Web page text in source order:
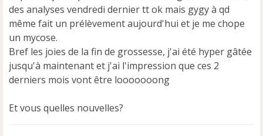
des analyses vendredi dernier tt ok mais gygy à qd
même fait un prélèvement aujourd'hui et je me chope
un mycose.
Bref les joies de la fin de grossesse, j'ai été hyper gâtée
jusqu'à maintenant et j'ai l'impression que ces 2
derniers mois vont être looooooong
Et vous quelles nouvelles?